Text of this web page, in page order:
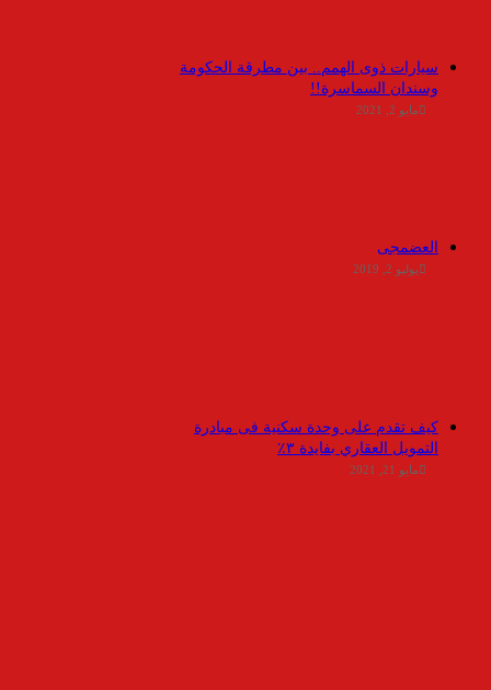
سيارات ذوى الهمم.. بين مطرقة الحكومة
وسندان السماسرة!!
مايو 2, 2021
العضمجى
يوليو 2, 2019
كيف تقدم على وحدة سكنية فى مبادرة
التمويل العقاري بفايدة ٣٪
مايو 21, 2021